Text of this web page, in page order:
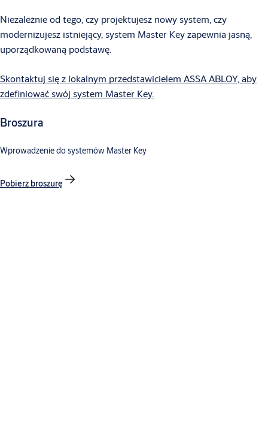
Niezależnie od tego, czy projektujesz nowy system, czy
modernizujesz istniejący, system Master Key zapewnia jasną,
uporządkowaną podstawę.
Skontaktuj się z lokalnym przedstawicielem ASSA ABLOY, aby
zdefiniować swój system Master Key.
Broszura
Wprowadzenie do systemów Master Key
Pobierz broszurę